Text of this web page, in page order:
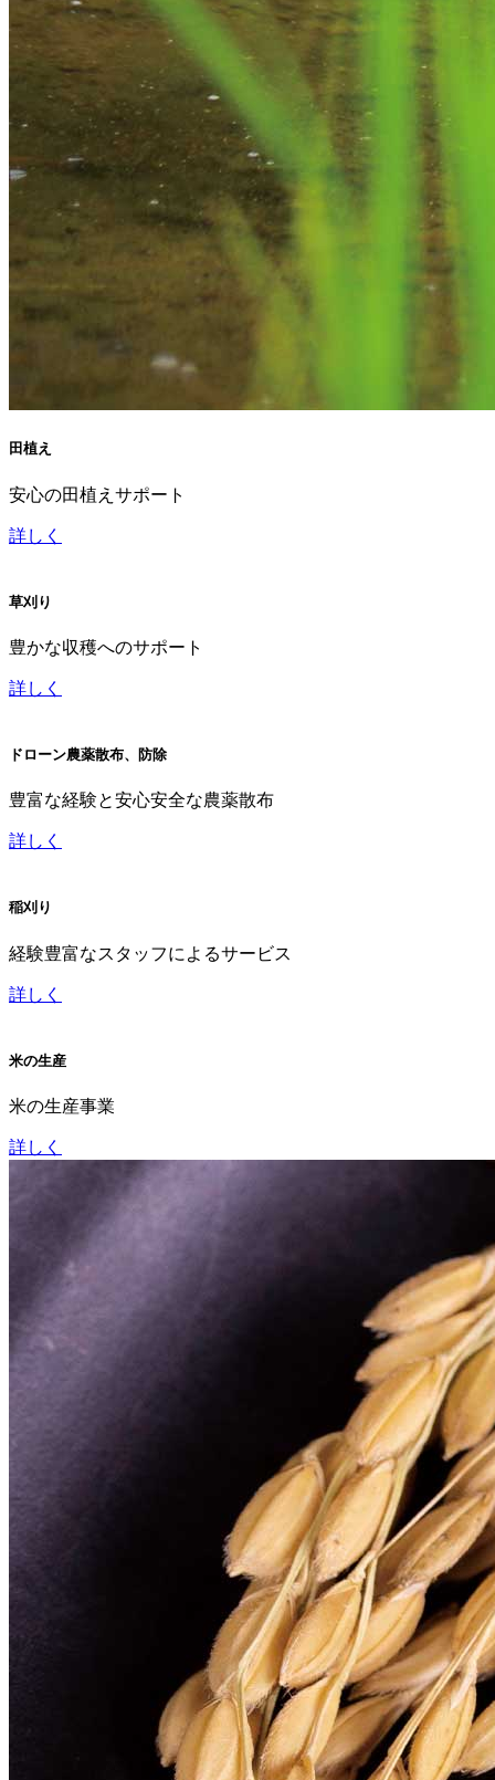
田植え
安心の田植えサポート
詳しく
草刈り
豊かな収穫へのサポート
詳しく
ドローン農薬散布、防除
豊富な経験と安心安全な農薬散布
詳しく
稲刈り
経験豊富なスタッフによるサービス
詳しく
米の生産
米の生産事業
詳しく